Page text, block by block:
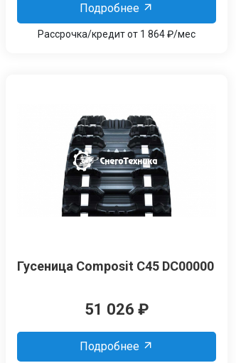
Подробнее
Рассрочка/кредит от 1 864 ₽/мес
Гусеница Composit C45 DC00000
51 026 ₽
Подробнее